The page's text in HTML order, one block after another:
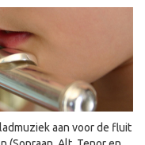
aan voor de fluit